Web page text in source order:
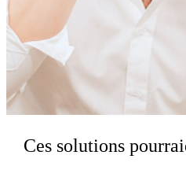
Ces solutions